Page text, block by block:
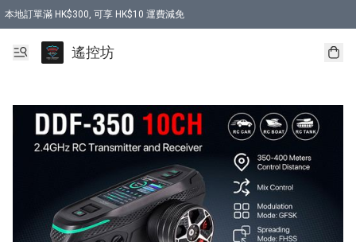
本地訂單滿 HK$300, 可享 HK$10 運費減免
購買 7.6V 6500mah 70C 電池 送 7.6V USB充電器
遙控坊